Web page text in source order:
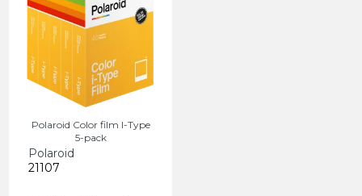
Polaroid Color film I-Type
5-pack
Polaroid
21107